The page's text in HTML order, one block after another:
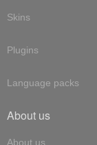
Skins
Plugins
Language packs
About us
About us